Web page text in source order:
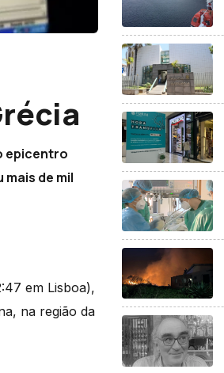
epicentro
de mil
em Lisboa),
na região da